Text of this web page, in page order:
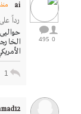
0
495
ai منذ 2
رداً على
1